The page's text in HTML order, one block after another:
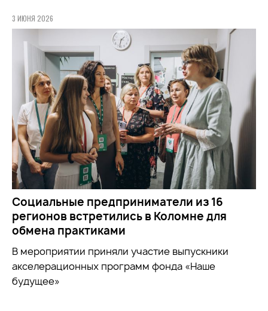
3 ИЮНЯ 2026
Социальные предприниматели из 16
регионов встретились в Коломне для
обмена практиками
В мероприятии приняли участие выпускники
акселерационных программ фонда «Наше
будущее»